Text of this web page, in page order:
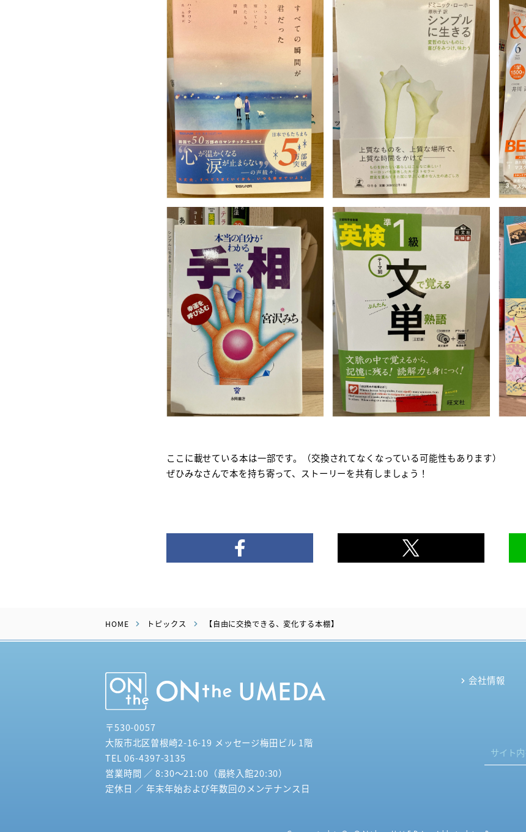
ここに載せている本は一部です。（交換されてなくなっている可能性もあります）
ぜひみなさんで本を持ち寄って、ストーリーを共有しましょう！
HOME トピックス 【自由に交換できる、変化する本棚】
〒530-0057
大阪市北区曽根崎2-16-19 メッセージ梅田ビル 1階
TEL 06-4397-3135
営業時間 ／ 8:30～21:00（最終入館20:30）
定休日 ／ 年末年始および年数回のメンテナンス日
会社情報